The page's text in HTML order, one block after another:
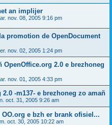
an implijer
nov. 08, 2005 9:16 pm
promotion de OpenDocument
nov. 02, 2005 1:24 pm
OpenOffice.org 2.0 e brezhoneg
nov. 01, 2005 4:33 pm
-m137- e brezhoneg zo amañ
oct. 31, 2005 9:26 am
e bzh er brank ofisiel...
oct. 30, 2005 10:22 am